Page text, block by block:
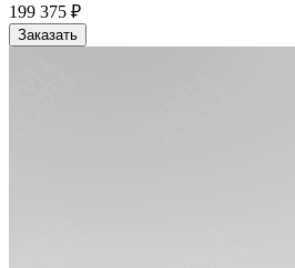
199 375 ₽
Заказать